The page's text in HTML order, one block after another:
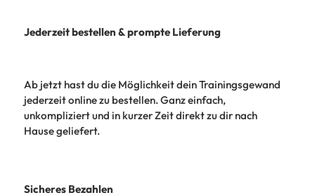
Jederzeit bestellen & prompte Lieferung
Ab jetzt hast du die Möglichkeit dein Trainingsgewand
jederzeit online zu bestellen. Ganz einfach,
unkompliziert und in kurzer Zeit direkt zu dir nach
Hause geliefert.
Sicheres Bezahlen